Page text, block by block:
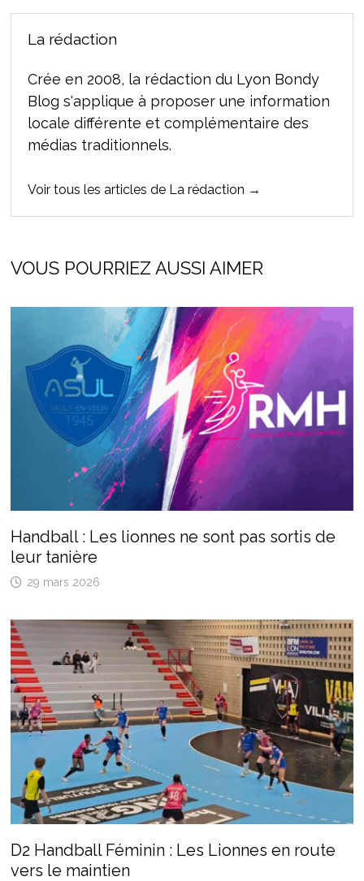
La rédaction
Crée en 2008, la rédaction du Lyon Bondy
Blog s'applique à proposer une information
locale différente et complémentaire des
médias traditionnels.
Voir tous les articles de La rédaction →
VOUS POURRIEZ AUSSI AIMER
Handball : Les lionnes ne sont pas sortis de
leur tanière
29 mars 2026
D2 Handball Féminin : Les Lionnes en route
vers le maintien